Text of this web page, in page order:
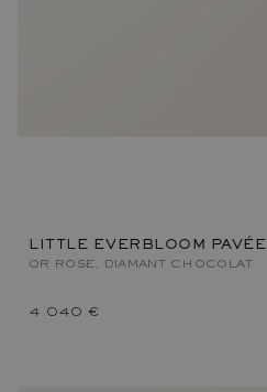
LITTLE EVERBLOOM PAVÉE
OR ROSE, DIAMANT CHOCOLAT
4 040 €